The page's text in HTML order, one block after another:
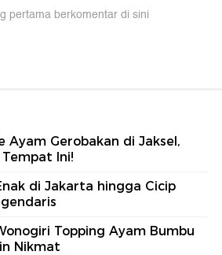
pertama berkomentar di sini
Ayam Gerobakan di Jaksel,
Ini!
di Jakarta hingga Cicip
Topping Ayam Bumbu
Nikmat